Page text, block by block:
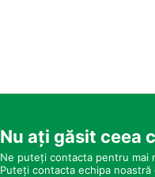
Nu ați găsit ceea
Ne puteți contacta pentru mai
Puteți contacta echipa noastră